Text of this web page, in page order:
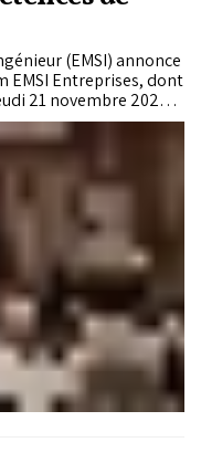
(EMSI) annonce
EMSI Entreprises, dont
21 novembre 2024, à